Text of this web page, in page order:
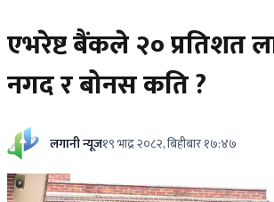
एभरेष्ट बैंकले २० प्रतिशत
नगद र बोनस कति ?
लगानी न्यूज१९ भाद्र २०८२, बिहीबार १७:४७